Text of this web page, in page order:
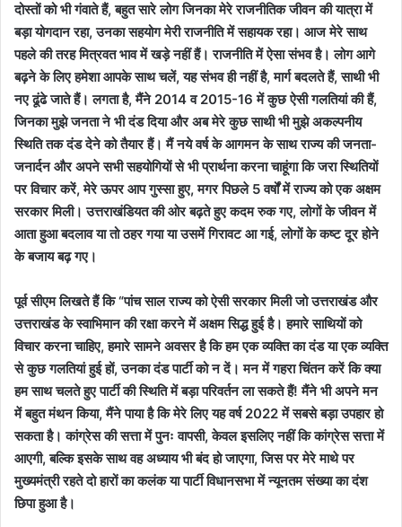
दोस्तों को भी गंवाते हैं,बहुत सारे लोग जिनका मेरे राजनीतिक जीवन की यात्रा में
बड़ा योगदान रहा,उनका सहयोग मेरी राजनीति में सहायक रहा। आज मेरे साथ
पहले की तरह मित्रवत भाव में खड़े नहीं हैं। राजनीति में ऐसा संभव है। लोग आगे
बढ़ने के लिए हमेशा आपके साथ चलें,यह संभव ही नहीं है,मार्ग बदलते हैं,साथी भी
नए ढूंढे जाते हैं। लगता है,मैंने 2014व2015-16में कुछ ऐसी गलतियां की हैं,
जिनका मुझे जनता ने भी दंड दिया और अब मेरे कुछ साथी भी मुझे अकल्पनीय
स्थिति तक दंड देने को तैयार हैं। मैं नये वर्ष के आगमन के साथ राज्य की जनता-
जनार्दन और अपने सभी सहयोगियों से भी प्रार्थना करना चाहूंगा कि जरा स्थितियों
पर विचार करें,मेरे ऊपर आप गुस्सा हुए,मगर पिछले 5वर्षों में राज्य को एक अक्षम
सरकार मिली। उत्तराखंडियत की ओर बढ़ते हुए कदम रुक गए,लोगों के जीवन में
आता हुआ बदलाव या तो ठहर गया या उसमें गिरावट आ गई,लोगों के कष्ट दूर होने
के बजाय बढ़ गए।
पूर्व सीएम लिखते हैं कि “पांच साल राज्य को ऐसी सरकार मिली जो उत्तराखंड और
उत्तराखंड के स्वाभिमान की रक्षा करने में अक्षम सिद्ध हुई है। हमारे साथियों को
विचार करना चाहिए,हमारे सामने अवसर है कि हम एक व्यक्ति का दंड या एक व्यक्ति
से कुछ गलतियां हुई हों,उनका दंड पार्टी को न दें। मन में गहरा चिंतन करें कि क्या
हम साथ चलते हुए पार्टी की स्थिति में बड़ा परिवर्तन ला सकते हैं! मैंने भी अपने मन
में बहुत मंथन किया,मैंने पाया है कि मेरे लिए यह वर्ष 2022में सबसे बड़ा उपहार हो
सकता है। कांग्रेस की सत्ता में पुनः वापसी,केवल इसलिए नहीं कि कांग्रेस सत्ता में
आएगी,बल्कि इसके साथ वह अध्याय भी बंद हो जाएगा,जिस पर मेरे माथे पर
मुख्यमंत्री रहते दो हारों का कलंक या पार्टी विधानसभा में न्यूनतम संख्या का दंश
छिपा हुआ है।